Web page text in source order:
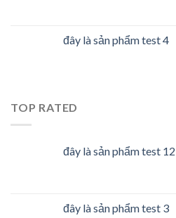
đây là sản phẩm test 4
TOP RATED
đây là sản phẩm test 12
đây là sản phẩm test 3